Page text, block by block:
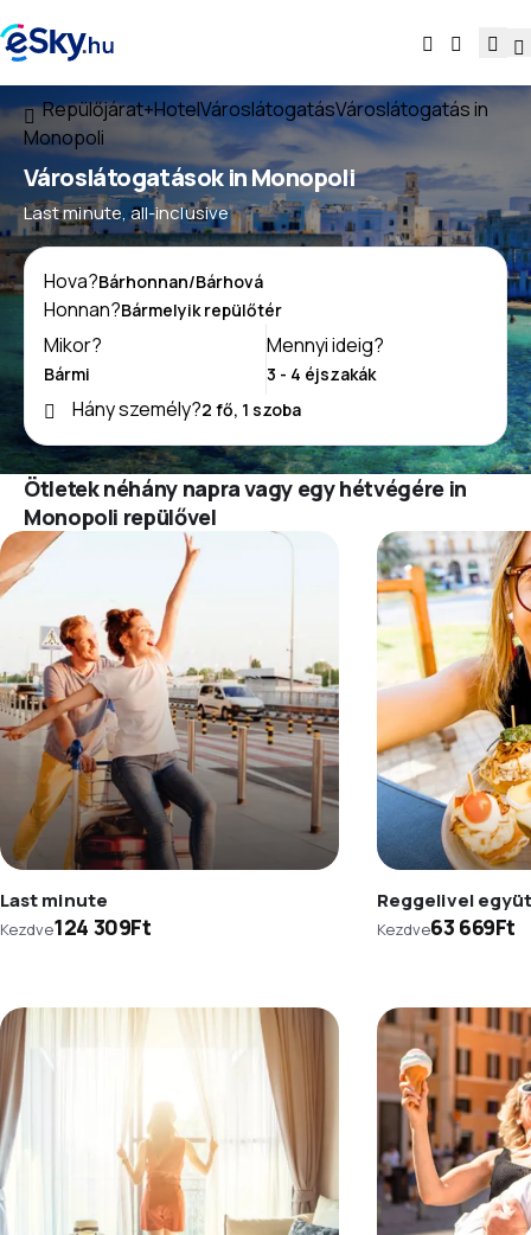
Repülőjárat+HotelVároslátogatásVároslátogatás in
Monopoli
Városlátogatások in Monopoli
Last minute, all-inclusive
Hova?
Honnan?
Mikor?
Mennyi ideig?
Hány személy?
Ötletek néhány napra vagy egy hétvégére in
Monopoli repülővel
Last minute
Kezdve124 309Ft
Reggelivel
Kezdve63 669Ft